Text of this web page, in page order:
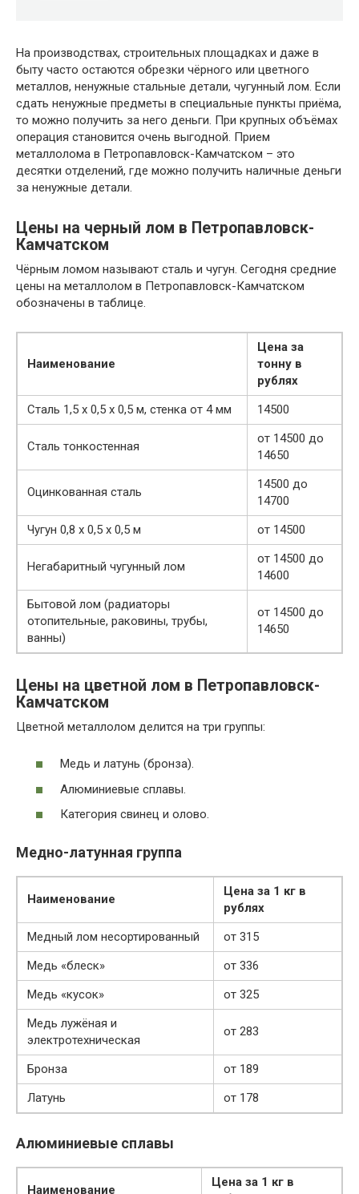
На производствах, строительных площадках и даже в
быту часто остаются обрезки чёрного или цветного
металлов, ненужные стальные детали, чугунный лом. Если
сдать ненужные предметы в специальные пункты приёма,
то можно получить за него деньги. При крупных объёмах
операция становится очень выгодной. Прием
металлолома в Петропавловск-Камчатском – это
десятки отделений, где можно получить наличные деньги
за ненужные детали.
Цены на черный лом в Петропавловск-
Камчатском
Чёрным ломом называют сталь и чугун. Сегодня средние
цены на металлолом в Петропавловск-Камчатском
обозначены в таблице.
Наименование
Цена за
тонну в
рублях
Сталь 1,5 х 0,5 х 0,5 м, стенка от 4 мм
14500
Сталь тонкостенная
от 14500 до
14650
Оцинкованная сталь
14500 до
14700
Чугун 0,8 х 0,5 х 0,5 м
от 14500
Негабаритный чугунный лом
от 14500 до
14600
Бытовой лом (радиаторы
отопительные, раковины, трубы,
ванны)
от 14500 до
14650
Цены на цветной лом в Петропавловск-
Камчатском
Цветной металлолом делится на три группы:
Медь и латунь (бронза).
Алюминиевые сплавы.
Категория свинец и олово.
Медно-латунная группа
Наименование
Цена за 1 кг в
рублях
Медный лом несортированный
от 315
Медь «блеск»
от 336
Медь «кусок»
от 325
Медь лужёная и
электротехническая
от 283
Бронза
от 189
Латунь
от 178
Алюминиевые сплавы
Наименование
Цена за 1 кг в